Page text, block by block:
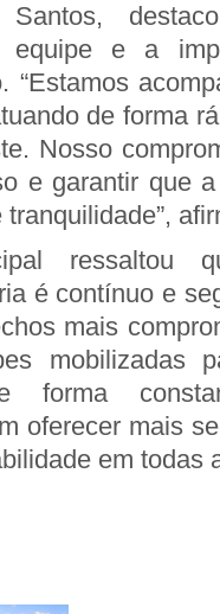
Santos,
equipe e a
“Estamos
de forma
Nosso
e garantir que
ressaltou
é contínuo e
mais
mobilizadas
forma
oferecer mais
em todas